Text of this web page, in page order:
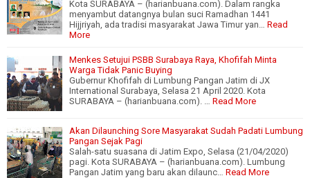
Kota SURABAYA – (harianbuana.com). Dalam rangka
menyambut datangnya bulan suci Ramadhan 1441
Hijjriyah, ada tradisi masyarakat Jawa Timur yan…
Read
More
Menkes Setujui PSBB Surabaya Raya, Khofifah Minta
Warga Tidak Panic Buying
Gubernur Khofifah di Lumbung Pangan Jatim di JX
International Surabaya, Selasa 21 April 2020. Kota
SURABAYA – (harianbuana.com). …
Read More
Akan Dilaunching Sore Masyarakat Sudah Padati Lumbung
Pangan Sejak Pagi
Salah-satu suasana di Jatim Expo, Selasa (21/04/2020)
pagi. Kota SURABAYA – (harianbuana.com). Lumbung
Pangan Jatim yang baru akan dilaunc…
Read More